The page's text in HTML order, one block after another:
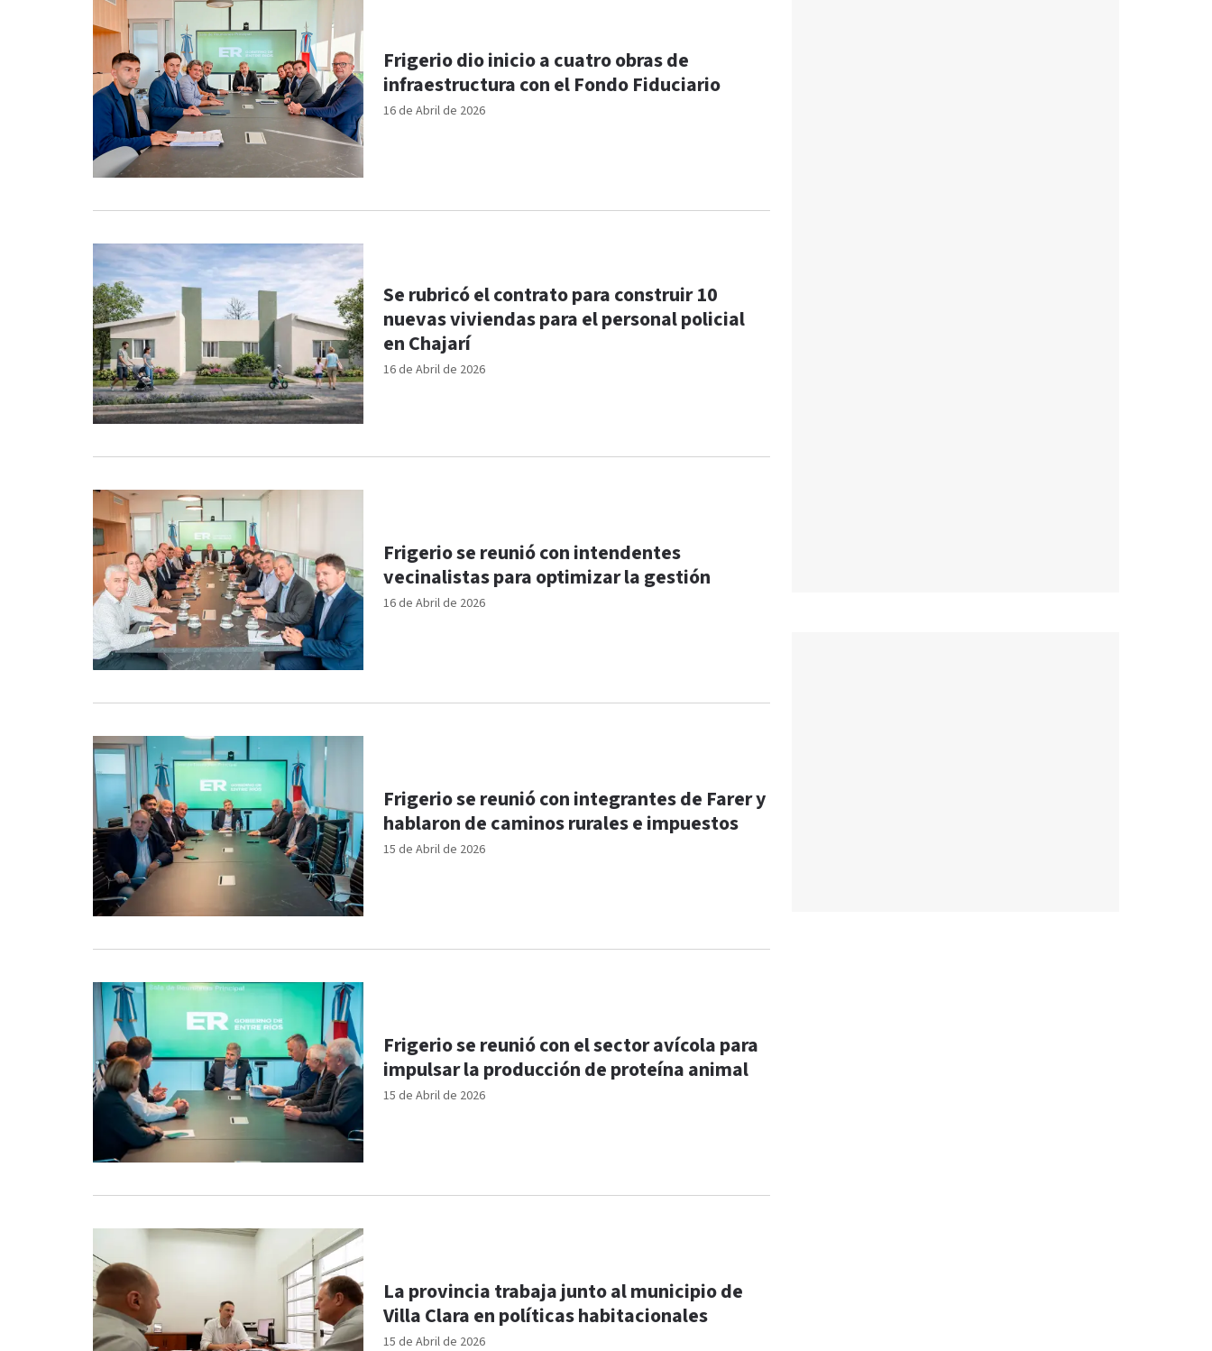
16 de Abril de 2026
Frigerio dio inicio a cuatro obras de
infraestructura con el Fondo Fiduciario
16 de Abril de 2026
Se rubricó el contrato para construir 10
nuevas viviendas para el personal policial
en Chajarí
16 de Abril de 2026
Frigerio se reunió con intendentes
vecinalistas para optimizar la gestión
15 de Abril de 2026
Frigerio se reunió con integrantes de Farer y
hablaron de caminos rurales e impuestos
15 de Abril de 2026
Frigerio se reunió con el sector avícola para
impulsar la producción de proteína animal
15 de Abril de 2026
La provincia trabaja junto al municipio de
Villa Clara en políticas habitacionales